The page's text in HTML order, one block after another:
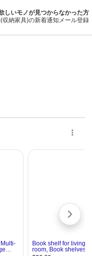
しいモノが見つからなかった方
収納家具)の新着通知メール登録